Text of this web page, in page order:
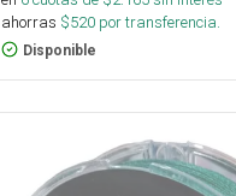
ahorras $520por transferencia.
Disponible